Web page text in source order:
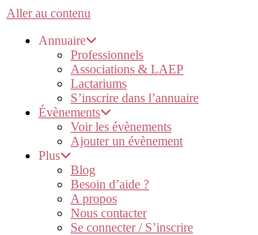
Aller au contenu
Annuaire
Professionnels
Associations & LAEP
Lactariums
S’inscrire dans l’annuaire
Évènements
Voir les évènements
Ajouter un évènement
Plus
Blog
Besoin d’aide ?
A propos
Nous contacter
Se connecter / S’inscrire